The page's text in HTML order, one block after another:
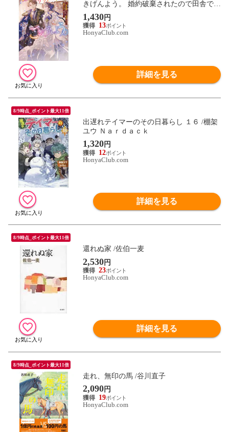
きげんよう。 婚約破棄されたので田舎で気
ままに暮らしたいと思います ５ /まゆらん
匈歌ハトリ
1,430円
13
HonyaClub.com
詳細を見る
8/9時点_ポイント最大11倍
出遅れテイマーのその日暮らし １６ /棚架
ユウ Ｎａｒｄａｃｋ
1,320円
12
HonyaClub.com
詳細を見る
8/9時点_ポイント最大11倍
還れぬ家 /佐伯一麦
2,530円
23
HonyaClub.com
詳細を見る
8/9時点_ポイント最大11倍
走れ、無印の馬 /谷川直子
2,090円
19
HonyaClub.com